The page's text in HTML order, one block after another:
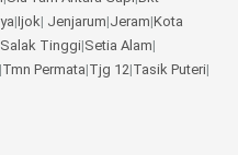
|Ijok| Jenjarum|Jeram|Kota
Salak Tinggi|Setia Alam|
|Tmn Permata|Tjg 12|Tasik Puteri|